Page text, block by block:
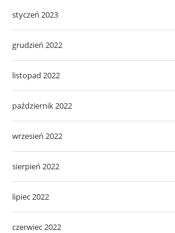
styczeń 2023
grudzień 2022
listopad 2022
październik 2022
wrzesień 2022
sierpień 2022
lipiec 2022
czerwiec 2022